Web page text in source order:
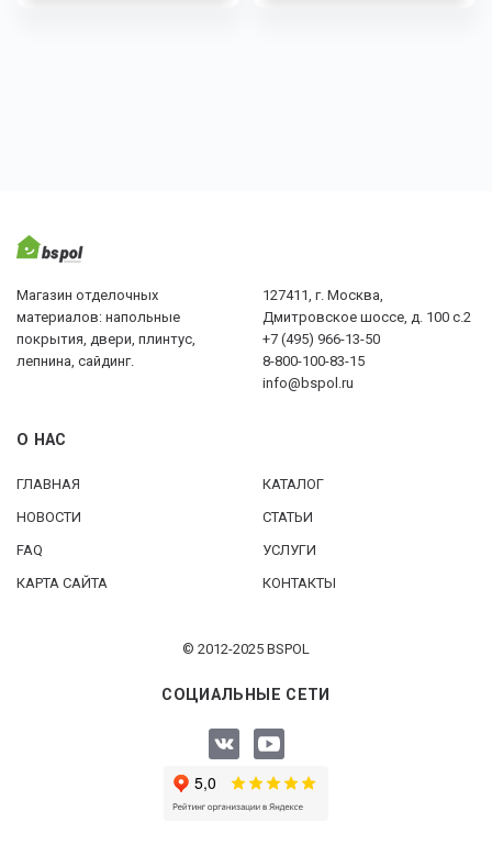
Магазин отделочных
материалов: напольные
покрытия, двери, плинтус,
лепнина, сайдинг.
127411, г. Москва,
Дмитровское шоссе, д. 100 с.2
+7 (495) 966-13-50
8-800-100-83-15
info@bspol.ru
О НАС
ГЛАВНАЯ
КАТАЛОГ
НОВОСТИ
СТАТЬИ
FAQ
УСЛУГИ
КАРТА САЙТА
КОНТАКТЫ
© 2012-2025 BSPOL
СОЦИАЛЬНЫЕ СЕТИ